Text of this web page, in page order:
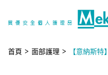
首頁 > 面部護理 > 【意納斯特